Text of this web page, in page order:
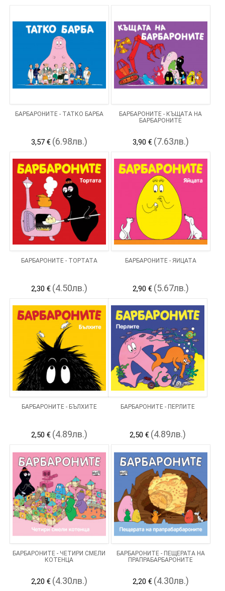
БАРБАРОНИТЕ - ТАТКО БАРБА
3,57 € (6.98лв.)
БАРБАРОНИТЕ - КЪЩАТА НА
БАРБАРОНИТЕ
3,90 € (7.63лв.)
БАРБАРОНИТЕ - ТОРТАТА
2,30 € (4.50лв.)
БАРБАРОНИТЕ - ЯЙЦАТА
2,90 € (5.67лв.)
БАРБАРОНИТЕ - БЪЛХИТЕ
2,50 € (4.89лв.)
БАРБАРОНИТЕ - ПЕРЛИТЕ
2,50 € (4.89лв.)
БАРБАРОНИТЕ - ЧЕТИРИ СМЕЛИ
КОТЕНЦА
2,20 € (4.30лв.)
БАРБАРОНИТЕ - ПЕЩЕРАТА НА
ПРАПРАБАРБАРОНИТЕ
2,20 € (4.30лв.)